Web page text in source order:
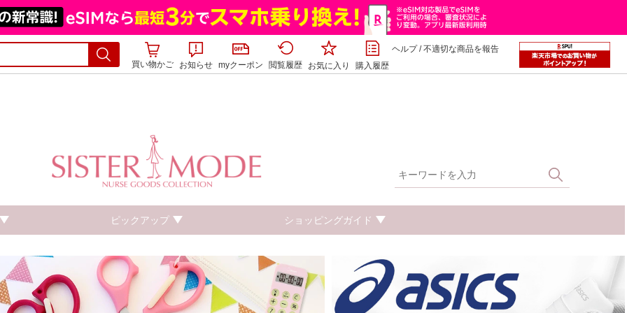
買い物かご お知らせ myクーポン 閲覧履歴 お気に入り 購入履歴
ヘルプ/不適切な商品を報告